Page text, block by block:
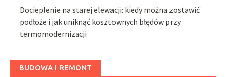
Docieplenie na starej elewacji: kiedy można zostawić
podłoże i jak uniknąć kosztownych błędów przy
termomodernizacji
BUDOWA I REMONT